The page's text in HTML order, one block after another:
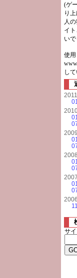
(ゲ
り
人
イ
いで
使用
して
11
サ